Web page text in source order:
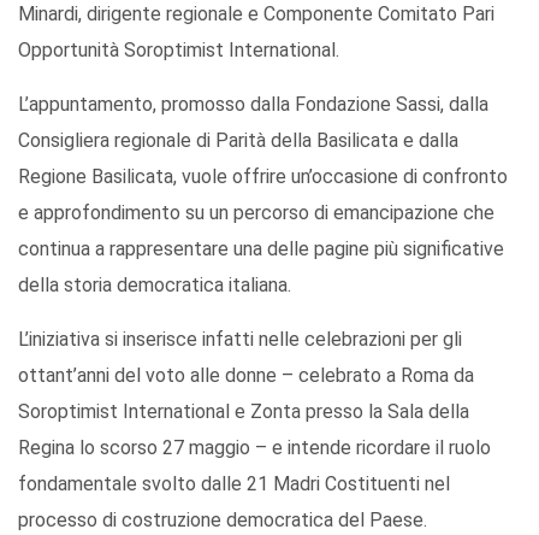
Minardi, dirigente regionale e Componente Comitato Pari
Opportunità Soroptimist International.
L’appuntamento, promosso dalla Fondazione Sassi, dalla
Consigliera regionale di Parità della Basilicata e dalla
Regione Basilicata, vuole offrire un’occasione di confronto
e approfondimento su un percorso di emancipazione che
continua a rappresentare una delle pagine più significative
della storia democratica italiana.
L’iniziativa si inserisce infatti nelle celebrazioni per gli
ottant’anni del voto alle donne – celebrato a Roma da
Soroptimist International e Zonta presso la Sala della
Regina lo scorso 27 maggio – e intende ricordare il ruolo
fondamentale svolto dalle 21 Madri Costituenti nel
processo di costruzione democratica del Paese.